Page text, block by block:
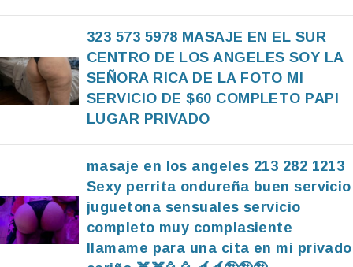
323 573 5978 MASAJE EN EL SUR
CENTRO DE LOS ANGELES SOY LA
SEÑORA RICA DE LA FOTO MI
SERVICIO DE $60 COMPLETO PAPI
LUGAR PRIVADO
masaje en los angeles 213 282 1213
Sexy perrita ondureña buen servicio
juguetona sensuales servicio
completo muy complasiente
llamame para una cita en mi privado